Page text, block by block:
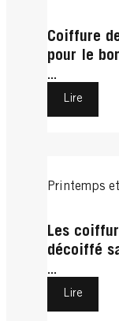
Coiffure
pour le
...
Lire
Printemps
Les
décoiffé
...
Lire